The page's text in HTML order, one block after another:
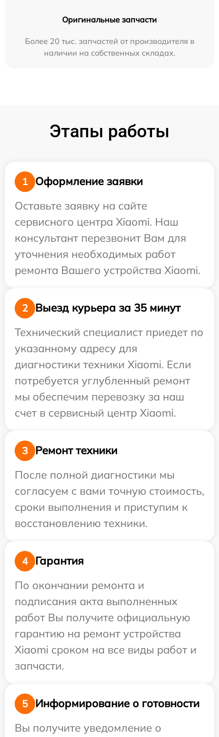
Оригинальные запчасти
Более 20 тыс. запчастей от производителя в
наличии на собственных складах.
Этапы работы
1
Оформление заявки
Оставьте заявку на сайте
сервисного центра Xiaomi. Наш
консультант перезвонит Вам для
уточнения необходимых работ
ремонта Вашего устройства Xiaomi.
2
Выезд курьера за 35 минут
Технический специалист приедет по
указанному адресу для
диагностики техники Xiaomi. Если
потребуется углубленный ремонт
мы обеспечим перевозку за наш
счет в сервисный центр Xiaomi.
3
Ремонт техники
После полной диагностики мы
согласуем с вами точную стоимость,
сроки выполнения и приступим к
восстановлению техники.
4
Гарантия
По окончании ремонта и
подписания акта выполненных
работ Вы получите официальную
гарантию на ремонт устройства
Xiaomi сроком на все виды работ и
запчасти.
5
Информирование о готовности
Вы получите уведомление о